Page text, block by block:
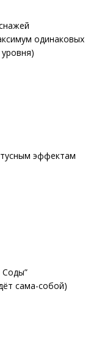
одинаковых
эффектам
сама-собой)